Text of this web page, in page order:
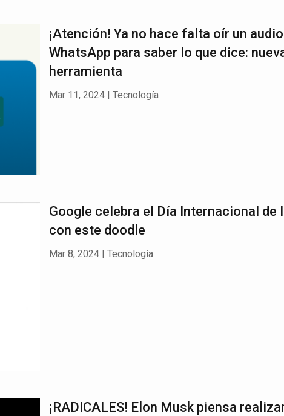
¡Atención! Ya no hace falta oír un
WhatsApp para saber lo que dice:
herramienta
Mar 11, 2024| Tecnología
Google celebra el Día Internacional de
con este doodle
Mar 8, 2024| Tecnología
¡RADICALES! Elon Musk piensa